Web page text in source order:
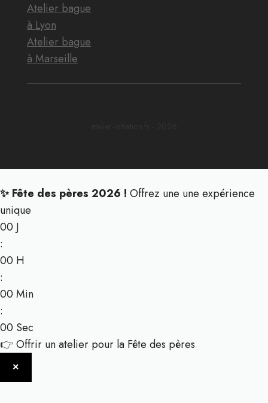
Atelier bague
à Lyon
Atelier bague
à Marseille
✨ Fête des pères 2026 ! Offrez une une expérience
unique
00 J
:
00 H
:
00 Min
:
00 Sec
👉 Offrir un atelier pour la Fête des pères
×